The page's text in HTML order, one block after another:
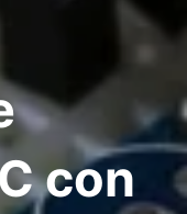
con